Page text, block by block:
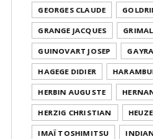
GEORGES CLAUDE
GRANGE JACQUES
GUINOVART JOSEP
HAGEGE DIDIER
HERBIN AUGUSTE
HERZIG CHRISTIAN
IMAÏ TOSHIMITSU